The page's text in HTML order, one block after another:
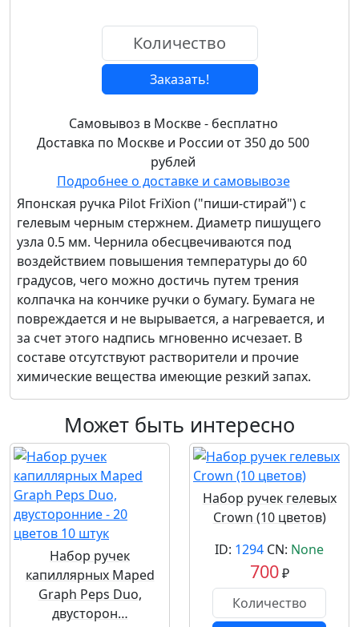
Заказать!
Самовывоз в Москве - бесплатно
Доставка по Москве и России от 350 до 500
рублей
Подробнее о доставке и самовывозе
Японская ручка Pilot FriXion ("пиши-стирай") с
гелевым черным стержнем. Диаметр пишущего
узла 0.5 мм. Чернила обесцвечиваются под
воздействием повышения температуры до 60
градусов, чего можно достичь путем трения
колпачка на кончике ручки о бумагу. Бумага не
повреждается и не вырывается, а нагревается, и
за счет этого надпись мгновенно исчезает. В
составе отсутствуют растворители и прочие
химические вещества имеющие резкий запах.
Может быть интересно
Набор ручек
капиллярных Maped
Graph Peps Duo,
двусторон…
Набор ручек гелевых
Crown (10 цветов)
ID: 1294 CN: None
700₽